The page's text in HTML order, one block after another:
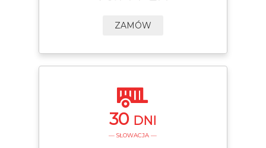
ZAMÓW
30 DNI
— SŁOWACJA —